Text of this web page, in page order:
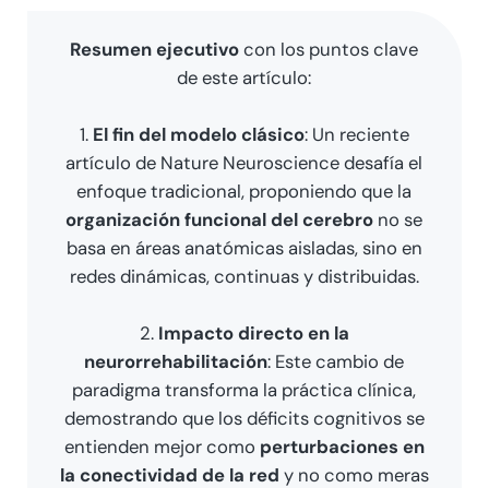
Resumen ejecutivocon los puntos clave
de este artículo:
1. El fin del modelo clásico: Un reciente
artículo de Nature Neuroscience desafía el
enfoque tradicional, proponiendo que la
organización funcional del cerebro no se
basa en áreas anatómicas aisladas, sino en
redes dinámicas, continuas y distribuidas.
2. Impacto directo en la
neurorrehabilitación: Este cambio de
paradigma transforma la práctica clínica,
demostrando que los déficits cognitivos se
entienden mejor como perturbaciones en
la conectividad de la red y no como meras